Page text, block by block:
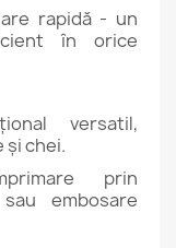
rapidă - un
în orice
versatil,
chei.
prin
embosare